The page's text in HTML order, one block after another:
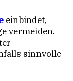
einbindet,
vermeiden.
sinnvolle